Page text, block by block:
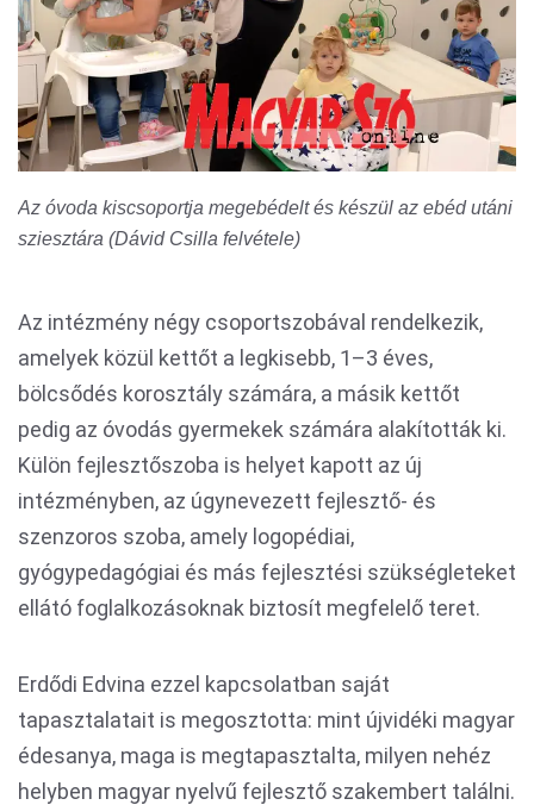
Az óvoda kiscsoportja megebédelt és készül az ebéd utáni
sziesztára (Dávid Csilla felvétele)
Az intézmény négy csoportszobával rendelkezik,
amelyek közül kettőt a legkisebb, 1–3 éves,
bölcsődés korosztály számára, a másik kettőt
pedig az óvodás gyermekek számára alakították ki.
Külön fejlesztőszoba is helyet kapott az új
intézményben, az úgynevezett fejlesztő- és
szenzoros szoba, amely logopédiai,
gyógypedagógiai és más fejlesztési szükségleteket
ellátó foglalkozásoknak biztosít megfelelő teret.
Erdődi Edvina ezzel kapcsolatban saját
tapasztalatait is megosztotta: mint újvidéki magyar
édesanya, maga is megtapasztalta, milyen nehéz
helyben magyar nyelvű fejlesztő szakembert találni.